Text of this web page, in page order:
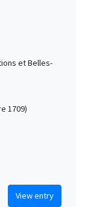
et Belles-
1709)
View entry